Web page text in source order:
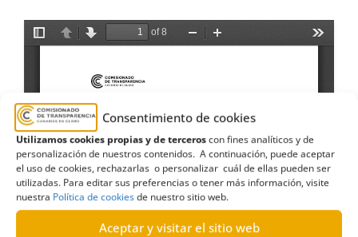
Consentimiento de cookies
Utilizamos cookies propias y de terceroscon fines analíticos y de
personalización de nuestros contenidos. A continuación, puede aceptar
el uso de cookies, rechazarlas o personalizar cuál de ellas pueden ser
utilizadas. Para editar sus preferencias o tener más información, visite
nuestra Política de cookiesde nuestro sitio web.
Aceptar y visitar el sitio web